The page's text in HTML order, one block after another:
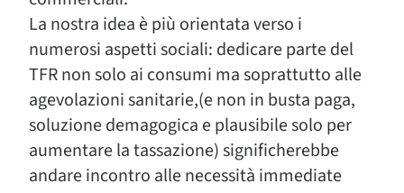
La nostra idea è più orientata verso i
numerosi aspetti sociali: dedicare parte del
TFR non solo ai consumi ma soprattutto alle
agevolazioni sanitarie,(e non in busta paga,
soluzione demagogica e plausibile solo per
aumentare la tassazione) significherebbe
andare incontro alle necessità immediate